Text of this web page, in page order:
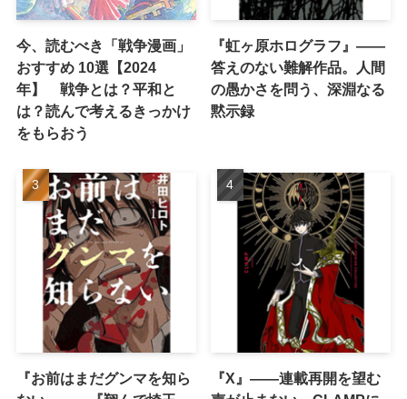
今、読むべき「戦争漫画」
おすすめ 10選【2024
年】 戦争とは？平和と
は？読んで考えるきっかけ
をもらおう
『虹ヶ原ホログラフ』——
答えのない難解作品。人間
の愚かさを問う、深淵なる
黙示録
『お前はまだグンマを知ら
『X』——連載再開を望む